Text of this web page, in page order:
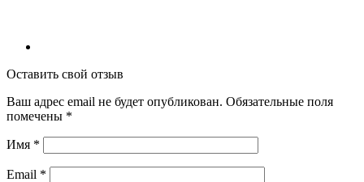
Оставить свой отзыв
Ваш адрес email не будет опубликован. Обязательные поля
помечены *
Имя *
Email *